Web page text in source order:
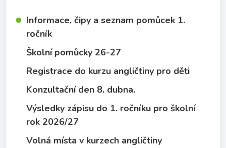
Informace, čipy a seznam pomůcek 1.
ročník
Školní pomůcky 26-27
Registrace do kurzu angličtiny pro děti
Konzultační den 8. dubna.
Výsledky zápisu do 1. ročníku pro školní
rok 2026/27
Volná místa v kurzech angličtiny